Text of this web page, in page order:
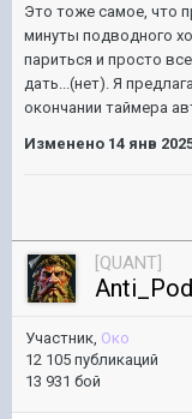
Это тоже самое, что
минуты подводного
париться и просто
дать...(нет). Я
окончании таймера
Изменено 14 янв
[QUANT]
Anti_Pod
Участник, Око
12 105 публикаций
13 931 бой